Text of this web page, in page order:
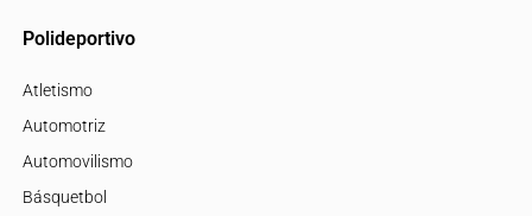
Polideportivo
Atletismo
Automotriz
Automovilismo
Básquetbol